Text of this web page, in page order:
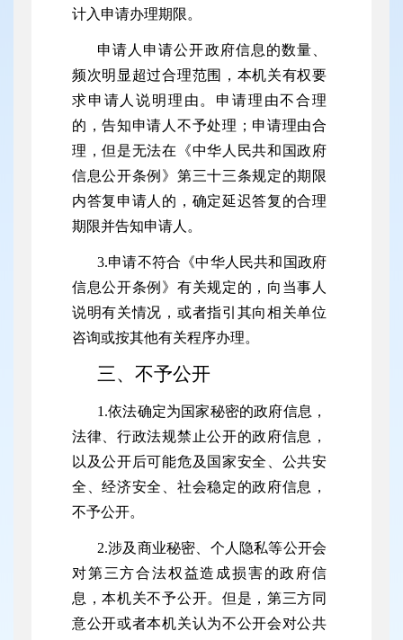
计入申请办理期限。
申请人申请公开政府信息的数量、
频次明显超过合理范围，本机关有权要
求申请人说明理由。申请理由不合理
的，告知申请人不予处理；申请理由合
理，但是无法在《中华人民共和国政府
信息公开条例》第三十三条规定的期限
内答复申请人的，确定延迟答复的合理
期限并告知申请人。
3.申请不符合《中华人民共和国政府
信息公开条例》有关规定的，向当事人
说明有关情况，或者指引其向相关单位
咨询或按其他有关程序办理。
三、不予公开
1.依法确定为国家秘密的政府信息，
法律、行政法规禁止公开的政府信息，
以及公开后可能危及国家安全、公共安
全、经济安全、社会稳定的政府信息，
不予公开。
2.涉及商业秘密、个人隐私等公开会
对第三方合法权益造成损害的政府信
息，本机关不予公开。但是，第三方同
意公开或者本机关认为不公开会对公共